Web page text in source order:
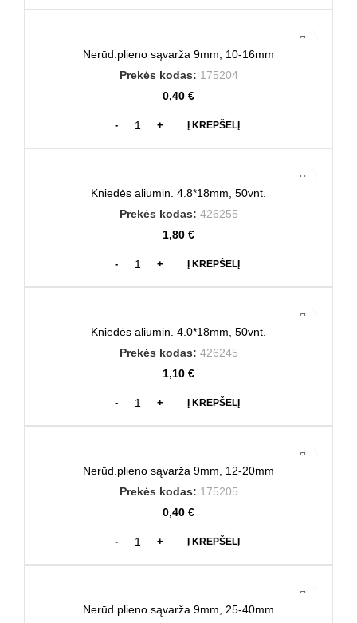
Nerūd.plieno sąvarža 9mm, 10-16mm
Prekės kodas: 175204
0,40 €
Į KREPŠELĮ
Kniedės aliumin. 4.8*18mm, 50vnt.
Prekės kodas: 426255
1,80 €
Į KREPŠELĮ
Kniedės aliumin. 4.0*18mm, 50vnt.
Prekės kodas: 426245
1,10 €
Į KREPŠELĮ
Nerūd.plieno sąvarža 9mm, 12-20mm
Prekės kodas: 175205
0,40 €
Į KREPŠELĮ
Nerūd.plieno sąvarža 9mm, 25-40mm